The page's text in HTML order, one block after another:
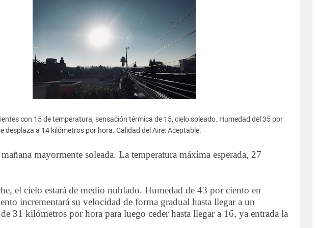
con 15 de temperatura, sensación térmica de 15, cielo soleado. Humedad del 35 por
desplaza a 14 kilómetros por hora. Calidad del Aire: Aceptable.
mayormente soleada. La temperatura máxima esperada, 27
el cielo estará de medio nublado. Humedad de 43 por ciento en
incrementará su velocidad de forma gradual hasta llegar a un
31 kilómetros por hora para luego ceder hasta llegar a 16, ya entrada la